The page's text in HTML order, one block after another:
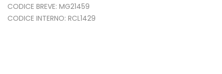
CODICE BREVE: MG21459
CODICE INTERNO: RCL1429